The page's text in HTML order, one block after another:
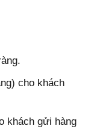
cho khách
khách gửi hàng